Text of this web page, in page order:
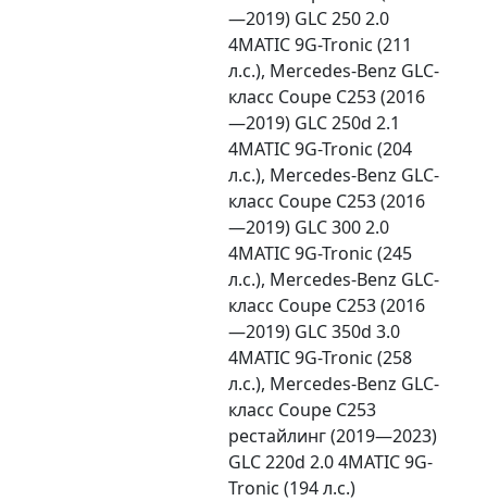
—2019) GLC 250 2.0
4MATIC 9G-Tronic (211
л.с.), Mercedes-Benz GLC-
класс Coupe C253 (2016
—2019) GLC 250d 2.1
4MATIC 9G-Tronic (204
л.с.), Mercedes-Benz GLC-
класс Coupe C253 (2016
—2019) GLC 300 2.0
4MATIC 9G-Tronic (245
л.с.), Mercedes-Benz GLC-
класс Coupe C253 (2016
—2019) GLC 350d 3.0
4MATIC 9G-Tronic (258
л.с.), Mercedes-Benz GLC-
класс Coupe C253
рестайлинг (2019—2023)
GLC 220d 2.0 4MATIC 9G-
Tronic (194 л.с.)